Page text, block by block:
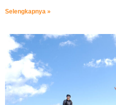
Selengkapnya »